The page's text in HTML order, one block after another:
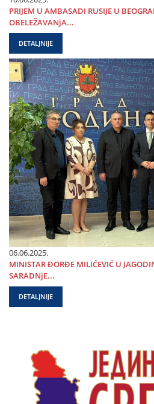
PRIЈEM U AMBASADI RUSIЈE U
OBELEŽAVANjA...
DETALJNIJE
06.06.2025.
MINISTAR ĐORĐE MILIĆEVIĆ U
SARADNjE...
DETALJNIJE